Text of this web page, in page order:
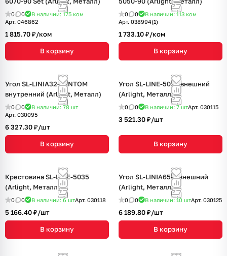
0 0 В наличии: 175 ком
Арт. 046862
1 815.70 ₽/ком
В корзину
0 0 В наличии: 113 ком
Арт. 038994(1)
1 733.10 ₽/ком
В корзину
Угол SL-LINIA32-FANTOM
внутренний (Arlight, Металл)
0 0 В наличии: 78 шт
Арт. 030095
6 327.30 ₽/шт
В корзину
Угол SL-LINE-5035 внешний
(Arlight, Металл)
0 0 В наличии: 7штАрт. 030115
3 521.30 ₽/шт
В корзину
Крестовина SL-LINE-5035
(Arlight, Металл)
0 0 В наличии: 6штАрт. 030118
5 166.40 ₽/шт
В корзину
Угол SL-LINIA65-F внешний
(Arlight, Металл)
0 0 В наличии: 10 штАрт. 030125
6 189.80 ₽/шт
В корзину